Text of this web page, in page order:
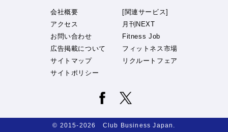
会社概要
アクセス
お問い合わせ
広告掲載について
サイトマップ
サイトポリシー
[関連サービス]
月刊NEXT
Fitness Job
フィットネス市場
リクルートフェア
© 2015-2026 Club Business Japan.